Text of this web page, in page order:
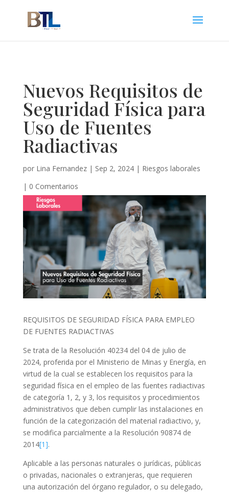
Nuevos Requisitos de
Seguridad Física para
Uso de Fuentes
Radiactivas
por Lina Fernandez| Sep 2, 2024| Riesgos laborales
| 0 Comentarios
REQUISITOS DE SEGURIDAD FÍSICA PARA EMPLEO
DE FUENTES RADIACTIVAS
Se trata de la Resolución 40234 del 04 de julio de
2024, proferida por el Ministerio de Minas y Energía, en
virtud de la cual se establecen los requisitos para la
seguridad física en el empleo de las fuentes radiactivas
de categoría 1, 2, y 3, los requisitos y procedimientos
administrativos que deben cumplir las instalaciones en
función de la categorización del material radiactivo, y,
se modifica parcialmente a la Resolución 90874 de
2014[1].
Aplicable a las personas naturales o jurídicas, públicas
o privadas, nacionales o extranjeras, que requieren
una autorización del órgano regulador, o su delegado,